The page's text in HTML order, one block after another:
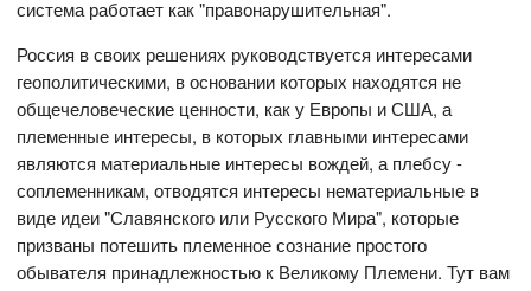
система работает как "правонарушительная".
Россия в своих решениях руководствуется интересами
геополитическими, в основании которых находятся не
общечеловеческие ценности, как у Европы и США, а
племенные интересы, в которых главными интересами
являются материальные интересы вождей, а плебсу -
соплеменникам, отводятся интересы нематериальные в
виде идеи "Славянского или Русского Мира", которые
призваны потешить племенное сознание простого
обывателя принадлежностью к Великому Племени. Тут вам